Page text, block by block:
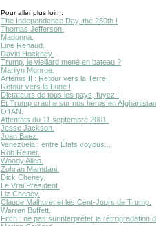
Pour aller plus loin :
The Independence Day, the 250th !
Thomas Jefferson.
Madonna.
Line Renaud.
David Hockney.
Trump, le vieillard mené en bateau ?
Marilyn Monroe.
Artemis II : Retour vers la Terre !
Retour vers la Lune !
Dictateurs de tous les pays, fuyez !
Et Trump crache sur nos héros en
OTAN.
Attentats du 11 septembre 2001.
Jesse Jackson.
Joan Baez.
Venezuela : entre États voyous...
Rob Reiner.
Woody Allen.
Zohran Mamdani.
Dick Cheney.
Le Vrai Président.
Liz Cheney.
Claude Malhuret et les Cent-Jours de Trump.
Warren Buffett.
Fitch : ne pas surinterpréter la rétrogradation